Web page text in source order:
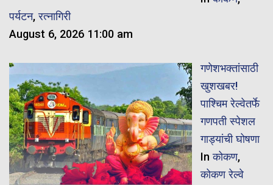
पर्यटन,रत्नागिरी
August 6, 2026 11:00 am
गणेशभक्तांसाठी
खुशखबर!
पाश्चिम रेल्वेतर्फे
गणपती स्पेशल
गाड्यांची घोषणा
Inकोकण,
कोकण रेल्वे